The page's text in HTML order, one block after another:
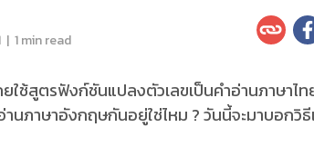
| 1 min read
ช้สูตรฟังก์ชันแปลงตัวเลขเป็นคำอ่านภาษาไ
นภาษาอังกฤษกันอยู่ใช่ไหม ? วันนี้จะมาบอกวิ